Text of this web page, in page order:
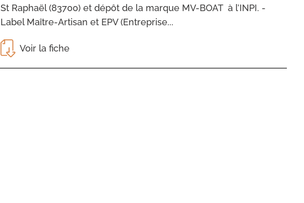
St Raphaël (83700) et dépôt de la marque MV-BOAT à l’INPI. -
Label Maître-Artisan et EPV (Entreprise...
Voir la fiche